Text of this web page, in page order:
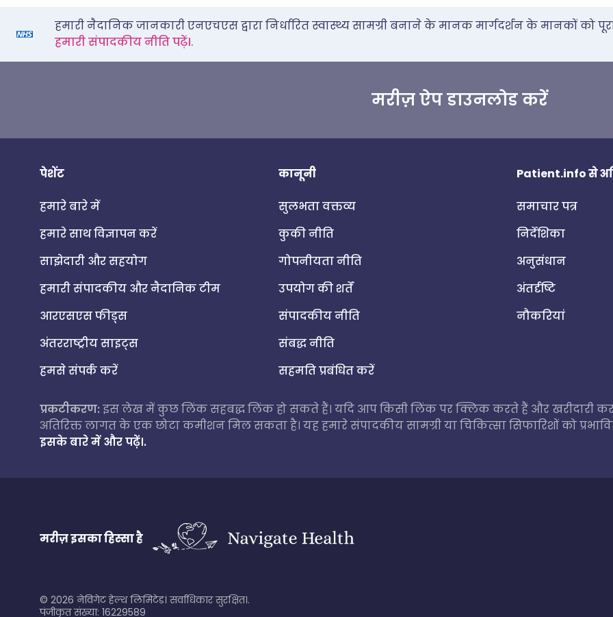
हमारी नैदानिक जानकारी एनएचएस द्वारा निर्धारित स्वास्थ्य सामग्री बनाने के मानक मार्गदर्शन के मानकों को
हमारी संपादकीय नीति पढ़ें।.
मरीज़ ऐप डाउनलोड करें
पेशेंट
हमारे बारे में
हमारे साथ विज्ञापन करें
साझेदारी और सहयोग
हमारी संपादकीय और नैदानिक टीम
आरएसएस फीड्स
अंतरराष्ट्रीय साइट्स
हमसे संपर्क करें
कानूनी
सुलभता वक्तव्य
कुकी नीति
गोपनीयता नीति
उपयोग की शर्तें
संपादकीय नीति
संबद्ध नीति
सहमति प्रबंधित करें
Patient.info से
समाचार पत्र
निर्देशिका
अनुसंधान
अंतर्दृष्टि
नौकरियां
प्रकटीकरण:इस लेख में कुछ लिंक सहबद्ध लिंक हो सकते हैं। यदि आप किसी लिंक पर क्लिक करते हैं और खरीदारी
अतिरिक्त लागत के एक छोटा कमीशन मिल सकता है। यह हमारे संपादकीय सामग्री या चिकित्सा सिफारिशों को
इसके बारे में और पढ़ें।.
मरीज़ इसका हिस्सा है
© 2026 नेविगेट हेल्थ लिमिटेड। सर्वाधिकार सुरक्षित।.
पंजीकृत संख्या: 16229589